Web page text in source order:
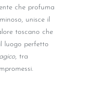
che profuma
unisce il
toscano che
luogo perfetto
, tra